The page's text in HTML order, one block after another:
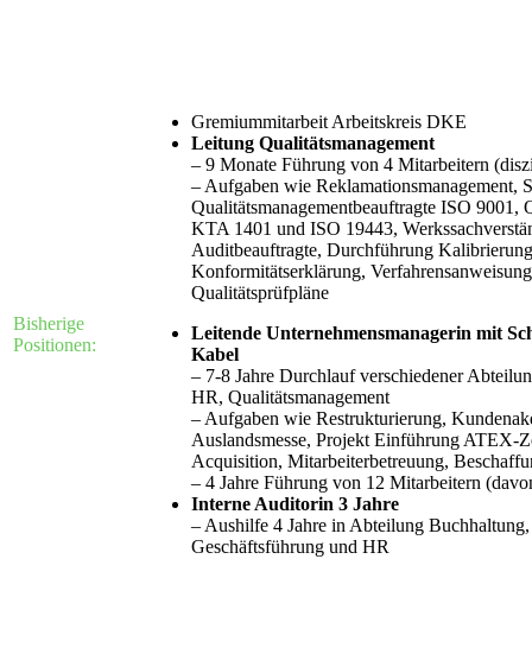
Bisherige
Positionen:
Gremiummitarbeit Arbeitskreis DKE
Leitung Qualitätsmanagement
– 9 Monate Führung von 4 Mitarbeitern
– Aufgaben wie Reklamationsmanagement,
Qualitätsmanagementbeauftragte ISO 9001,
KTA 1401 und ISO 19443,
Auditbeauftragte, Durchführung
Konformitätserklärung,
Qualitätsprüfpläne
Leitende Unternehmensmanagerin mit
Kabel
– 7-8 Jahre Durchlauf verschiedener
HR, Qualitätsmanagement
– Aufgaben wie Restrukturierung,
Auslandsmesse, Projekt Einführung ATEX-
Acquisition, Mitarbeiterbetreuung,
– 4 Jahre Führung von 12 Mitarbeitern
Interne Auditorin 3 Jahre
– Aushilfe 4 Jahre in Abteilung
Geschäftsführung und HR